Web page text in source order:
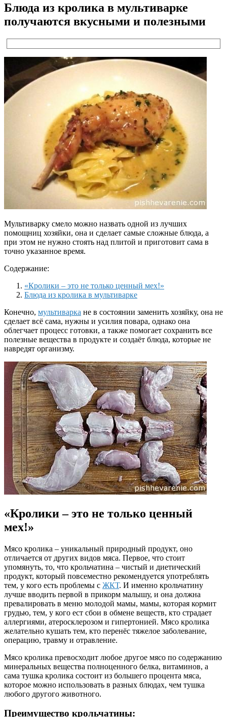
Блюда из кролика в мультиварке
получаются вкусными и полезными
Мультиварку смело можно назвать одной из лучших
помощниц хозяйки, она и сделает самые сложные блюда, а
при этом не нужно стоять над плитой и приготовит сама в
точно указанное время.
Содержание:
«Кролики – это не только ценный мех!»
Блюда из кролика в мультиварке
Конечно, мультиварка не в состоянии заменить хозяйку, она не
сделает всё сама, нужны и усилия повара, однако она
облегчает процесс готовки, а также помогает сохранить все
полезные вещества в продукте и создаёт блюда, которые не
навредят организму.
«Кролики – это не только ценный
мех!»
Мясо кролика – уникальный природный продукт, оно
отличается от других видов мяса. Первое, что стоит
упомянуть, то, что крольчатина – чистый и диетический
продукт, который повсеместно рекомендуется употреблять
тем, у кого есть проблемы с ЖКТ. И именно крольчатину
лучше вводить первой в прикорм малышу, и она должна
превалировать в меню молодой мамы, мамы, которая кормит
грудью, тем, у кого ест сбои в обмене веществ, кто страдает
аллергиями, атеросклерозом и гипертонией. Мясо кролика
желательно кушать тем, кто перенёс тяжелое заболевание,
операцию, травму и отравление.
Мясо кролика превосходит любое другое мясо по содержанию
минеральных вещества полноценного белка, витаминов, а
сама тушка кролика состоит из большего процента мяса,
которое можно использовать в разных блюдах, чем тушка
любого другого животного.
Преимущество крольчатины: